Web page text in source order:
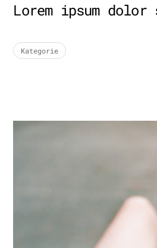
Lorem ipsum
Kategorie